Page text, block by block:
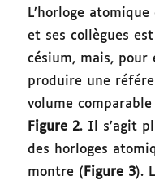
L’horloge
et ses collègues
césium, mais, pour
produire une
volume
Figure 2. Il s’agit
des horloges
montre ( Figure 3).